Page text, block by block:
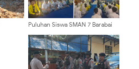
Puluhan Siswa SMAN 7 Barabai
Rekrutmen TNI AD